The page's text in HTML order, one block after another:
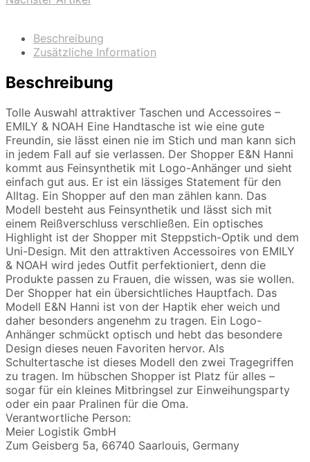
Beschreibung
Zusätzliche Information
Beschreibung
Tolle Auswahl attraktiver Taschen und Accessoires –
EMILY & NOAH Eine Handtasche ist wie eine gute
Freundin, sie lässt einen nie im Stich und man kann sich
in jedem Fall auf sie verlassen. Der Shopper E&N Hanni
kommt aus Feinsynthetik mit Logo-Anhänger und sieht
einfach gut aus. Er ist ein lässiges Statement für den
Alltag. Ein Shopper auf den man zählen kann. Das
Modell besteht aus Feinsynthetik und lässt sich mit
einem Reißverschluss verschließen. Ein optisches
Highlight ist der Shopper mit Steppstich-Optik und dem
Uni-Design. Mit den attraktiven Accessoires von EMILY
& NOAH wird jedes Outfit perfektioniert, denn die
Produkte passen zu Frauen, die wissen, was sie wollen.
Der Shopper hat ein übersichtliches Hauptfach. Das
Modell E&N Hanni ist von der Haptik eher weich und
daher besonders angenehm zu tragen. Ein Logo-
Anhänger schmückt optisch und hebt das besondere
Design dieses neuen Favoriten hervor. Als
Schultertasche ist dieses Modell den zwei Tragegriffen
zu tragen. Im hübschen Shopper ist Platz für alles –
sogar für ein kleines Mitbringsel zur Einweihungsparty
oder ein paar Pralinen für die Oma.
Verantwortliche Person:
Meier Logistik GmbH
Zum Geisberg 5a, 66740 Saarlouis, Germany